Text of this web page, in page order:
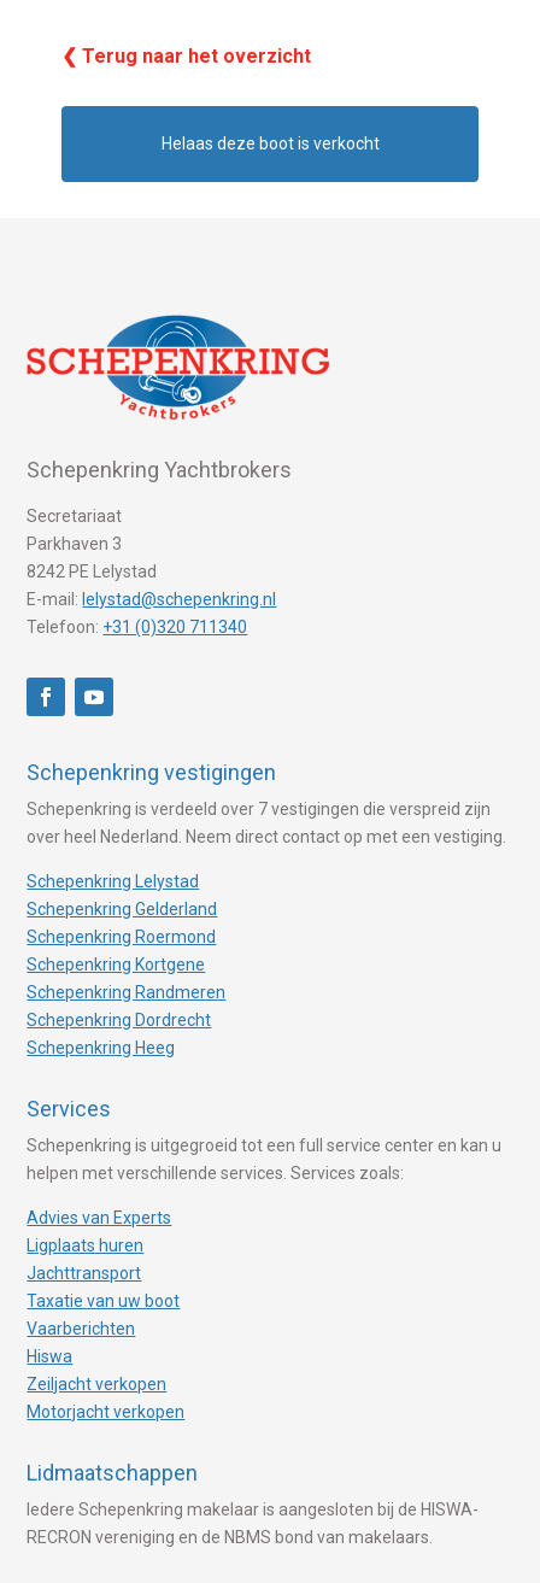
❮ Terug naar het overzicht
Helaas deze boot is verkocht
Schepenkring Yachtbrokers
Secretariaat
Parkhaven 3
8242 PE Lelystad
E-mail: lelystad@schepenkring.nl
Telefoon: +31 (0)320 711340
Schepenkring vestigingen
Schepenkring is verdeeld over 7 vestigingen die verspreid zijn
over heel Nederland. Neem direct contact op met een vestiging.
Schepenkring Lelystad
Schepenkring Gelderland
Schepenkring Roermond
Schepenkring Kortgene
Schepenkring Randmeren
Schepenkring Dordrecht
Schepenkring Heeg
Services
Schepenkring is uitgegroeid tot een full service center en kan u
helpen met verschillende services. Services zoals:
Advies van Experts
Ligplaats huren
Jachttransport
Taxatie van uw boot
Vaarberichten
Hiswa
Zeiljacht verkopen
Motorjacht verkopen
Lidmaatschappen
Iedere Schepenkring makelaar is aangesloten bij de HISWA-
RECRON vereniging en de NBMS bond van makelaars.